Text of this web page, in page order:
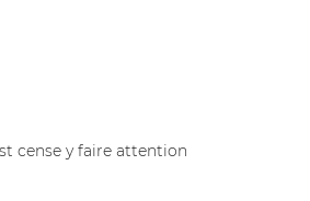
cense y faire attention